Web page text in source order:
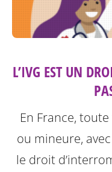
L’IVG EST UN
En France,
ou mineure,
le droit